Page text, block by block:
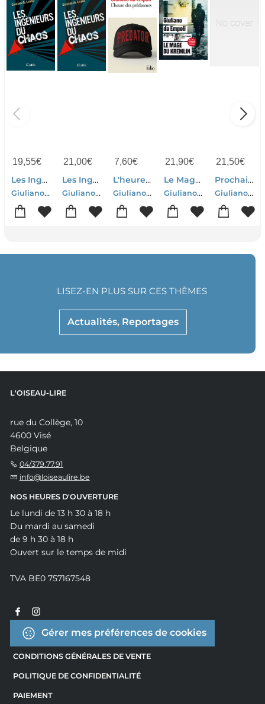
19,55€
Les Ingenieurs Du Chaos
Giuliano Da Empoli
21,00€
Les Ingenieurs Du Chaos
Giuliano Da Empoli
7,60€
L'heure Des Predateurs
Giuliano Da Empoli
21,90€
Le Mage Du Kremlin
Giuliano Da Empoli
21,50€
Prochain Roman
Giuliano Da Empoli
Actualités, Reportages
LISEZ-EN PLUS SUR CES THÈMES
L'OISEAU-LIRE
rue du Collège, 10
4600 Visé
Belgique
04/379.77.91
info@loiseaulire.be
NOS HEURES D'OUVERTURE
Le lundi de 13 h 30 à 18 h
Du mardi au samedi
de 9 h 30 à 18 h
Ouvert sur le temps de midi
TVA BE0 757167548
Gérer mes préférences de cookies
CONDITIONS GÉNÉRALES DE VENTE
POLITIQUE DE CONFIDENTIALITÉ
PAIEMENT